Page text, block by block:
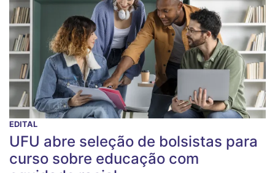
EDITAL
UFU abre seleção de bolsistas para
curso sobre educação com